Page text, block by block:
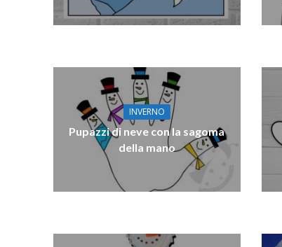
INVERNO
Pupazzi di neve con la sagoma
della mano